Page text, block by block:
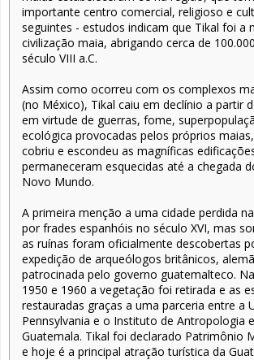
importante centro comercial, religioso e
seguintes - estudos indicam que Tikal foi a
civilização maia, abrigando cerca de
século VIII a.C.
Assim como ocorreu com os complexos
(no México), Tikal caiu em declínio a partir
em virtude de guerras, fome,
ecológica provocadas pelos próprios
cobriu e escondeu as magníficas
permaneceram esquecidas até a chegada
Novo Mundo.
A primeira menção a uma cidade perdida
por frades espanhóis no século XVI, mas
as ruínas foram oficialmente descobertas
expedição de arqueólogos britânicos,
patrocinada pelo governo guatemalteco.
1950 e 1960 a vegetação foi retirada e as
restauradas graças a uma parceria entre a
Pennsylvania e o Instituto de Antropologia
Guatemala. Tikal foi declarado Patrimônio
e hoje é a principal atração turística da